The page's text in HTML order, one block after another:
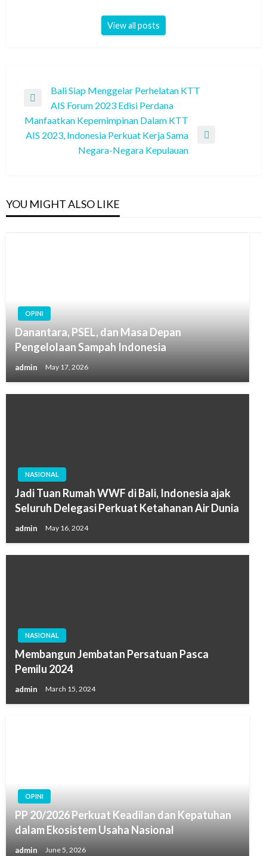
View all posts
Post
navigation
Previous
Post
Bali Siap Menggelar Perhelatan KTT
AIS Forum 2023 Edisi Perdana
Next
Manfaatkan Kepemimpinan Dalam KTT
AIS 2023, Indonesia Perkuat Kerja Sama
Negara-Negara Kepulauan
YOU MIGHT ALSO LIKE
OPINI
Danantara, PSEL, dan Masa Depan
Pengelolaan Sampah Indonesia
admin May 17, 2026
NASIONAL
Jadi Tuan Rumah WWF di Bali, Indonesia ajak
Seluruh Delegasi Perkuat Ketahanan Air Dunia
admin May 16, 2024
NASIONAL
Membangun Jembatan Persatuan Pasca
Pemilu 2024
admin March 15, 2024
OPINI
PP 20/2026 Perkuat Keadilan dan Kepatuhan
dalam Ekosistem Usaha Nasional
admin June 5, 2026